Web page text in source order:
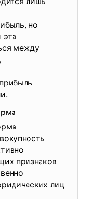
но
эта
между
признаков
лиц